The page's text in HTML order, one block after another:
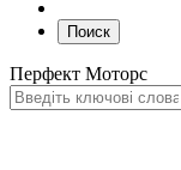
Поиск
Перфект Моторс